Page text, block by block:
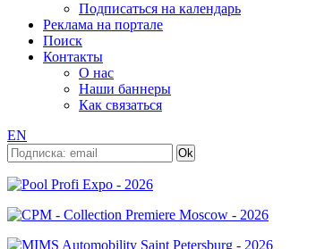
Подписаться на календарь
Реклама на портале
Поиск
Контакты
О нас
Наши баннеры
Как связаться
EN